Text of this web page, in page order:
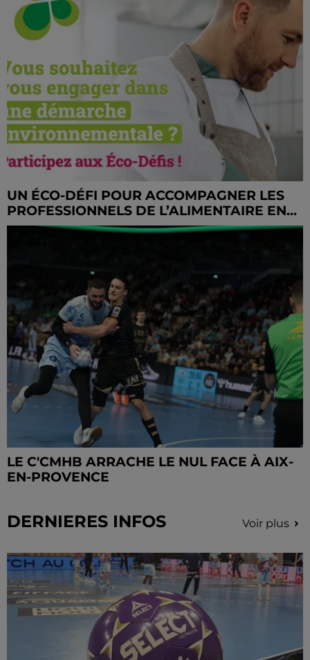
UN ÉCO-DÉFI POUR ACCOMPAGNER LES
PROFESSIONNELS DE L’ALIMENTAIRE EN...
LE C'CMHB ARRACHE LE NUL FACE À AIX-
EN-PROVENCE
DERNIERES INFOS Voir plus